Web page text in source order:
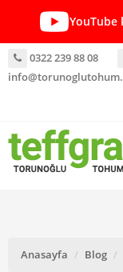
YouTube
0322 239 88 08
Anasayfa Blog